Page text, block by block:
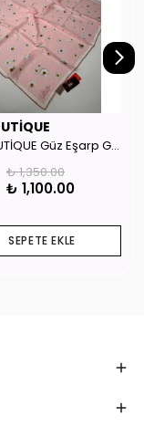
LA BOUTİQUE Güz Eşarp GYSE130804
₺ 1,350.00
₺ 1,100.00
SEPETE EKLE